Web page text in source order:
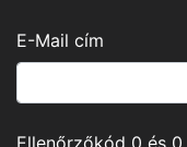
E-Mail cím
Ellenőrzőkód 0 és 0